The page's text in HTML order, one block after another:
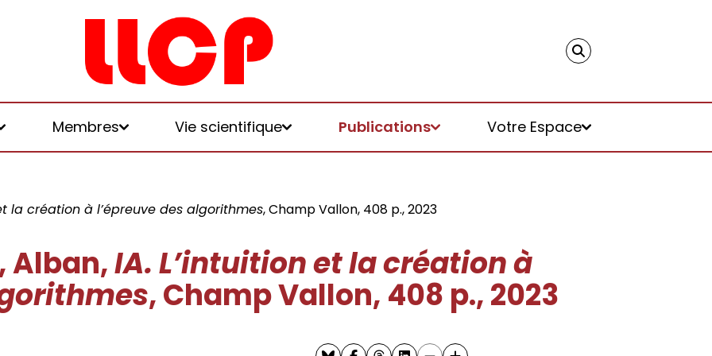
Membres Vie scientifique Publications Votre Espace
logiques de
honoraires
la création à l’épreuve des algorithmes, Champ Vallon, 408 p., 2023
Alban,IA. L’intuition et la création à
, Champ Vallon, 408 p., 2023